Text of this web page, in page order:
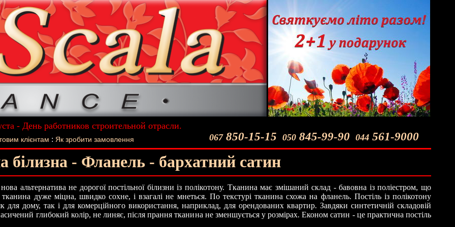
- День работников строительной отрасли.
подарок - Постельное белье La Scala!
067850-15-15 050 845-99-90 044 561-9000
клієнтам : Як зробити замовлення
білизна - Фланель - бархатний сатин
альтернатива не дорогої постільної білизни із полікотону. Тканина має змішаний склад - бавовна із поліестром, що
дуже міцна, швидко сохне, і взагалі не мнеться. По текстурі тканина схожа на фланель. Постіль із полікотону
для дому, так і для комерційного використання, наприклад, для орендованих квартир. Завдяки синтетичній складовій
глибокий колір, не линяє, після прання тканина не зменшується у розмірах. Економ сатин - це практична постіль